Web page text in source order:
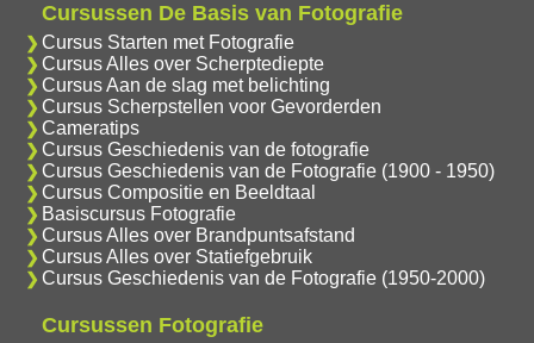
Cursussen De Basis van Fotografie
Cursus Starten met Fotografie
Cursus Alles over Scherptediepte
Cursus Aan de slag met belichting
Cursus Scherpstellen voor Gevorderden
Cameratips
Cursus Geschiedenis van de fotografie
Cursus Geschiedenis van de Fotografie (1900 - 1950)
Cursus Compositie en Beeldtaal
Basiscursus Fotografie
Cursus Alles over Brandpuntsafstand
Cursus Alles over Statiefgebruik
Cursus Geschiedenis van de Fotografie (1950-2000)
Cursussen Fotografie